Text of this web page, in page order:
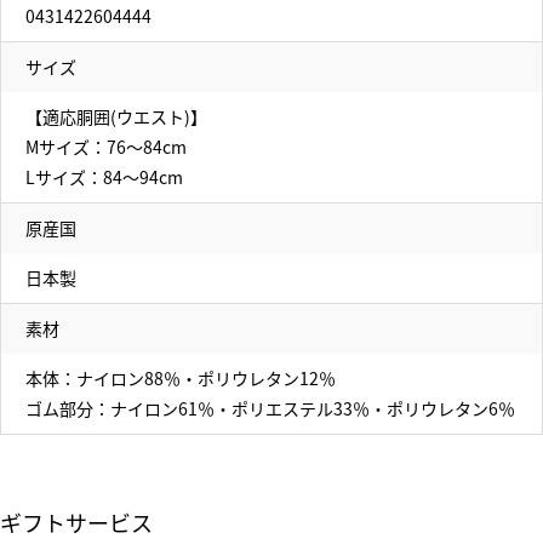
0431422604444
サイズ
【適応胴囲(ウエスト)】
Mサイズ：76～84cm
Lサイズ：84～94cm
原産国
日本製
素材
本体：ナイロン88％・ポリウレタン12％
ゴム部分：ナイロン61％・ポリエステル33％・ポリウレタン6％
ギフトサービス